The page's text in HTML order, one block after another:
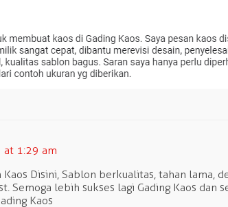
1:29 am
Disini, Sablon berkualitas, tahan lama,
Semoga lebih sukses lagi Gading Kaos